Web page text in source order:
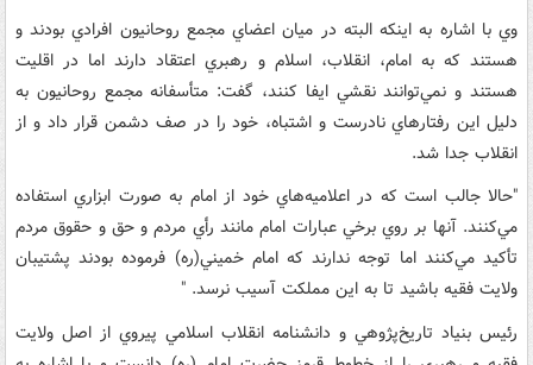
وي با اشاره به اينکه البته در ميان اعضاي مجمع روحانيون افرادي بودند و
هستند که به امام، انقلاب، اسلام و رهبري اعتقاد دارند اما در اقليت
هستند و نمي‌توانند نقشي ايفا کنند، گفت: متأسفانه مجمع روحانيون به
دليل اين رفتارهاي نادرست و اشتباه، خود را در صف دشمن قرار داد‌ و از
انقلاب جدا شد‌.
"‌حالا ‌جالب است که در اعلاميه‌هاي خود از امام به صورت ابزاري استفاده
مي‌‌کنند. آنها بر روي برخي عبارات امام مانند رأي مردم و حق و حقوق مردم
تأکيد مي‌کنند اما توجه ندارند که امام خميني(ره) فرموده بودند پشتيبان
ولايت فقيه باشيد تا به اين مملکت آسيب نرسد‌. "
رئيس بنياد تاريخ‌پژوهي و دانشنامه انقلاب اسلامي پيروي از اصل ولايت